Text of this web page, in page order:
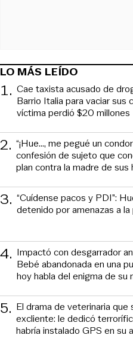
LO MÁS LEÍDO
1. Cae taxista acusado de
Barrio Italia para vaciar sus
víctima perdió $20 millones
2. “¡Hue..., me pegué un
confesión de sujeto que
plan contra la madre de sus
3. “Cuídense pacos y PDI”:
detenido por amenazas a la
4. Impactó con desgarrador
Bebé abandonada en una
hoy habla del enigma de su
5. El drama de veterinaria que
excliente: le dedicó
habría instalado GPS en su